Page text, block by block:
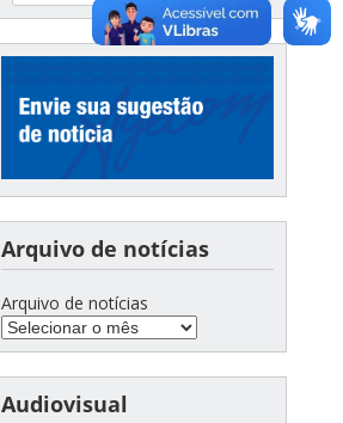
Arquivo de notícias
Arquivo de notícias
Audiovisual